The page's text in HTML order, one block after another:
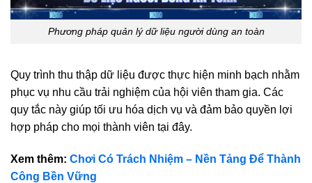
Phương pháp quản lý dữ liệu người dùng an toàn
Quy trình thu thập dữ liệu được thực hiện minh bạch nhằm
phục vụ nhu cầu trải nghiệm của hội viên tham gia. Các
quy tắc này giúp tối ưu hóa dịch vụ và đảm bảo quyền lợi
hợp pháp cho mọi thành viên tại đây.
Xem thêm: Chơi Có Trách Nhiệm – Nền Tảng Để Thành
Công Bền Vững